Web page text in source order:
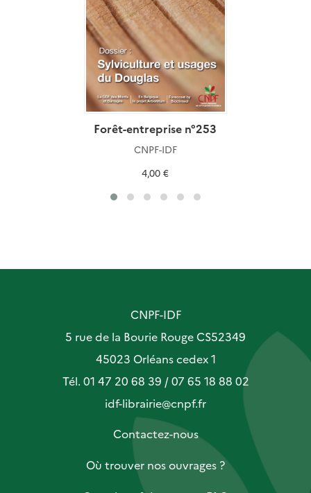
Forêt-entreprise n°253
CNPF-IDF
4,00 €
CNPF-IDF
5 rue de la Bourie Rouge CS52349
45023 Orléans cedex 1
Tél. 01 47 20 68 39 / 07 65 18 88 02
idf-librairie@cnpf.fr
Contactez-nous
Où trouver nos ouvrages ?